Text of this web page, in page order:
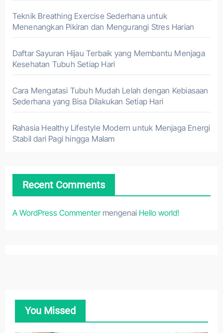
Teknik Breathing Exercise Sederhana untuk
Menenangkan Pikiran dan Mengurangi Stres Harian
Daftar Sayuran Hijau Terbaik yang Membantu Menjaga
Kesehatan Tubuh Setiap Hari
Cara Mengatasi Tubuh Mudah Lelah dengan Kebiasaan
Sederhana yang Bisa Dilakukan Setiap Hari
Rahasia Healthy Lifestyle Modern untuk Menjaga Energi
Stabil dari Pagi hingga Malam
Recent Comments
A WordPress Commentermengenai Hello world!
You Missed